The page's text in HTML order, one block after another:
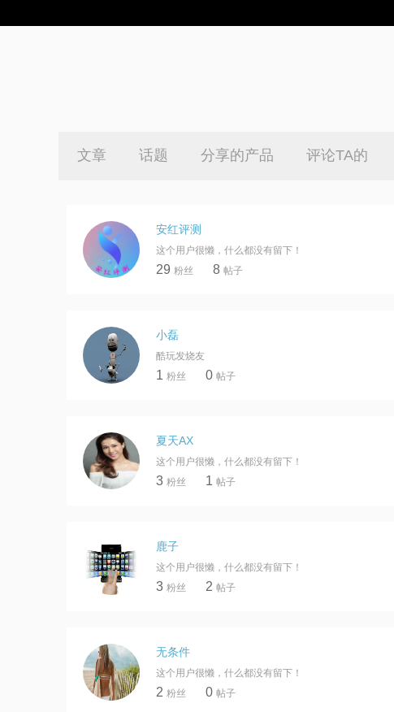
文章 话题 分享的产品 评论TA的
安红评测
这个用户很懒，什么都没有留下！
29 粉丝 8 帖子
小磊
酷玩发烧友
1 粉丝 0 帖子
夏天AX
这个用户很懒，什么都没有留下！
3 粉丝 1 帖子
鹿子
这个用户很懒，什么都没有留下！
3 粉丝 2 帖子
无条件
这个用户很懒，什么都没有留下！
2 粉丝 0 帖子